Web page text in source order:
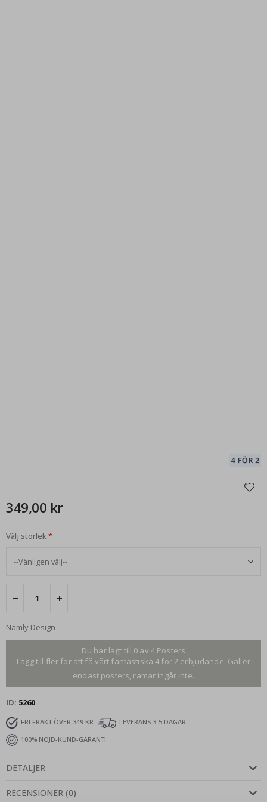
349,00 kr
Välj storlek
Namly Design
Du har lagt till 0 av 4 Posters
Lägg till fler för att få vårt fantastiska 4 för 2 erbjudande. Gäller
endast posters, ramar ingår inte.
ID 5260
FRI FRAKT ÖVER 349 KR
LEVERANS 3-5 DAGAR
100% NÖJD-KUND-GARANTI
DETALJER
RECENSIONER (0)